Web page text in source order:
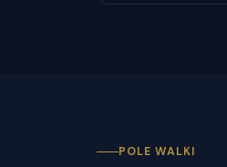
POLE WALKI